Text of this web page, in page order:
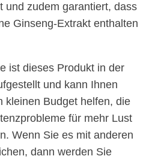
und zudem garantiert, dass
Ginseng-Extrakt enthalten
ist dieses Produkt in der
und kann Ihnen
kleinen Budget helfen, die
für mehr Lust
Wenn Sie es mit anderen
dann werden Sie